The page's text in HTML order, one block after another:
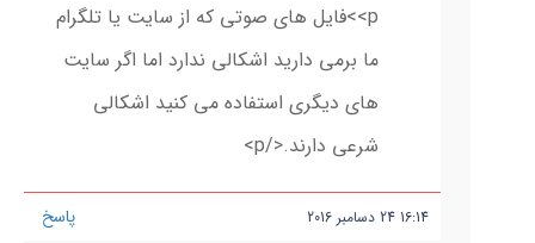
<p>فایل های صوتی که از سایت یا تلگرام
ما برمی دارید اشکالی ندارد اما اگر سایت
های دیگری استفاده می کنید اشکالی
شرعی دارند.</p>
پاسخ 16:14
24 دسامبر 2016